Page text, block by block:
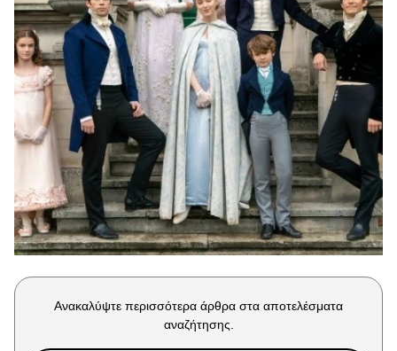
Ψυχολογία
Υγεία + Διατροφή
Σχέσεις & Σεξ
Fitness
Woman Power
Parenting
Working Girl
Real Women
Πρόσωπα
CelebritiesΑνακαλύψτε περισσότερα άρθρα στα αποτελέσματα
αναζήτησης.